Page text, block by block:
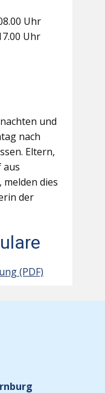
Uhr
Uhr
und
nach
Eltern,
aus
dies
der
(PDF)